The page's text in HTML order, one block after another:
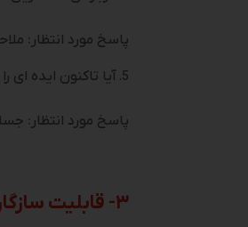
پاسخ مورد انتظار:
آیا تاکنون ایده
پاسخ مورد انتظار:
۳- قابلیت سازگاری